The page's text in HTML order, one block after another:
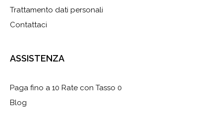
Trattamento dati personali
Contattaci
ASSISTENZA
Paga fino a 10 Rate con Tasso 0
Blog